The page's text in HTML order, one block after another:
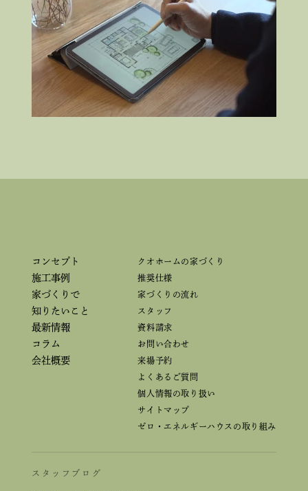
コンセプト
施工事例
家づくりで
知りたいこと
最新情報
コラム
会社概要
クオホームの家づくり
推奨仕様
家づくりの流れ
スタッフ
資料請求
お問い合わせ
来場予約
よくあるご質問
個人情報の取り扱い
サイトマップ
ゼロ・エネルギーハウスの取り組み
スタッフブログ